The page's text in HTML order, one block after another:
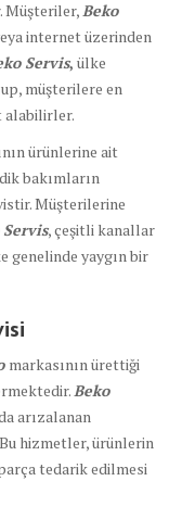
Müşteriler, Beko
internet üzerinden
Servis, ülke
müşterilere en
alabilirler.
ürünlerine ait
bakımların
Müşterilerine
Servis, çeşitli kanallar
genelinde yaygın bir
markasının ürettiği
Beko
arızalanan
hizmetler, ürünlerin
tedarik edilmesi